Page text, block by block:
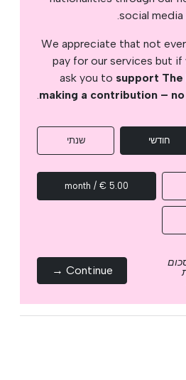
social media
We appreciate that not
pay for our services but if
ask you to support The
making a contribution –
.
חודשי שנתי
5.00 € / month
Continue →